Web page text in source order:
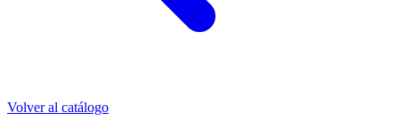
Volver al catálogo